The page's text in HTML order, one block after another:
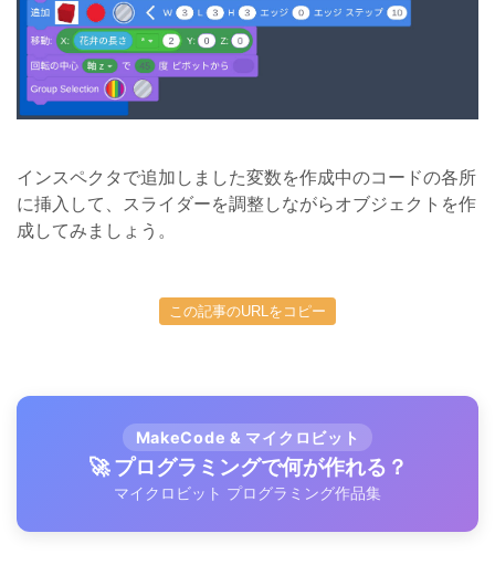
インスペクタで追加しました変数を作成中のコードの各所
に挿入して、スライダーを調整しながらオブジェクトを作
成してみましょう。
この記事のURLをコピー
MakeCode & マイクロビット
🚀 プログラミングで何が作れる？
マイクロビット プログラミング作品集